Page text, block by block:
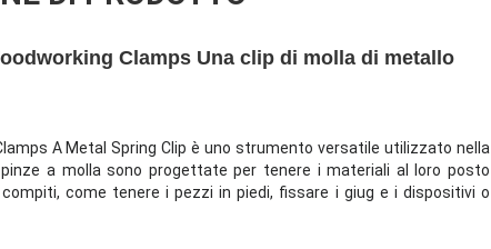
Clamps Una clip di molla di metallo
A Metal Spring Clip è uno strumento versatile utilizzato nella
a molla sono progettate per tenere i materiali al loro posto
come tenere i pezzi in piedi, fissare i giug e i dispositivi o